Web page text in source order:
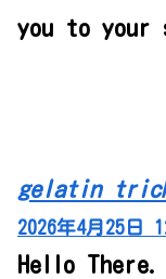
you to your
gelatin
2026年4月25日
Hello